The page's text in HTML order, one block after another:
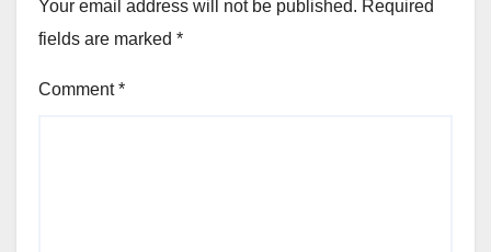
Your email address will not be published. Required
fields are marked *
Comment*